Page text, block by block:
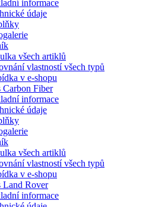
informace
údaje
všech artiklů
vlastností všech typů
v e-shopu
Carbon Fiber
informace
údaje
všech artiklů
vlastností všech typů
v e-shopu
Land Rover
informace